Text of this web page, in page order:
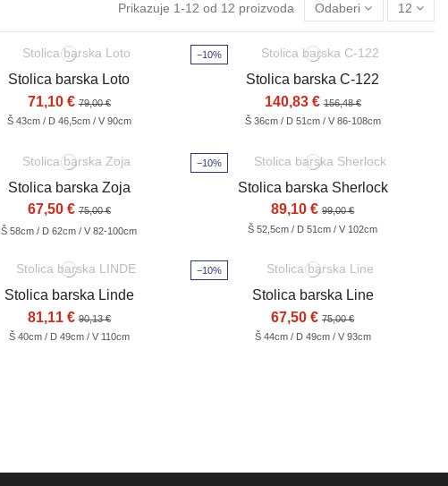
Prikazuje 1-12 od 12 proizvoda Odaberi 12
Stolica barska Loto
71,10 €79,00 €
Š 43cm / D 46,5cm / V 90cm
−10%
Stolica barska C-122
140,83 €156,48 €
Š 36cm / D 51cm / V 86-108cm
Stolica barska Zoja
67,50 €75,00 €
Š 58cm / D 62cm / V 82-100cm
−10%
Stolica barska Sherlock
89,10 €99,00 €
Š 52,5cm / D 51cm / V 102cm
Stolica barska Linde
81,11 €90,13 €
Š 40cm / D 49cm / V 110cm
−10%
Stolica barska Line
67,50 €75,00 €
Š 44cm / D 49cm / V 93cm